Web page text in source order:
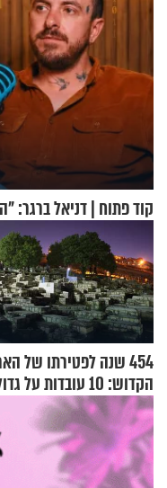
קוד פתוח | דניאל ברגר: "ה-7 באוקטובר גרם לי לחפש
454 שנה לפטירתו של
הקדוש: 10 עובדות על
מקובלי צפת